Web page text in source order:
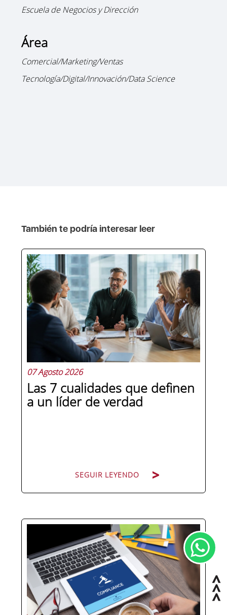
Escuela de Negocios y Dirección
Área
Comercial/Marketing/Ventas
Tecnología/Digital/Innovación/Data Science
También te podría interesar leer
07 Agosto 2026
Las 7 cualidades que definen
a un líder de verdad
SEGUIR LEYENDO
Hay personas que ocupan puestos de
dirección y hay personas que lideran.
La diferencia no está en el cargo ni en
la antigüedad, sino en un conjunto de
competencias que se pueden
aprender, practicar y medir. Si te
preguntas qué separa a un directivo...